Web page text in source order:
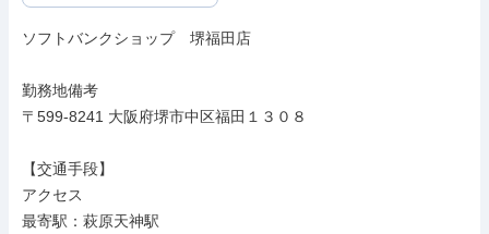
ソフトバンクショップ　堺福田店
勤務地備考
〒599-8241 大阪府堺市中区福田１３０８
【交通手段】
アクセス
最寄駅：萩原天神駅